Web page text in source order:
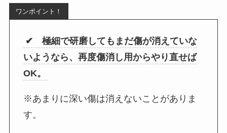
ワンポイント！
✔ 極細で研磨してもまだ傷が消えていな
いようなら、再度傷消し用からやり直せば
OK。
※あまりに深い傷は消えないことがありま
す。